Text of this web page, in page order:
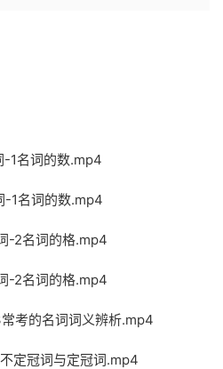
-1名词的数.mp4
-1名词的数.mp4
-2名词的格.mp4
-2名词的格.mp4
考的名词词义辨析.mp4
定冠词与定冠词.mp4